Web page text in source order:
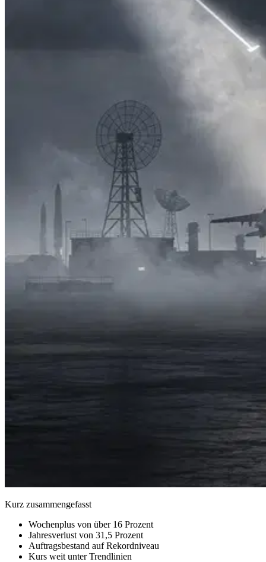
Kurz zusammengefasst
Wochenplus von über 16 Prozent
Jahresverlust von 31,5 Prozent
Auftragsbestand auf Rekordniveau
Kurs weit unter Trendlinien